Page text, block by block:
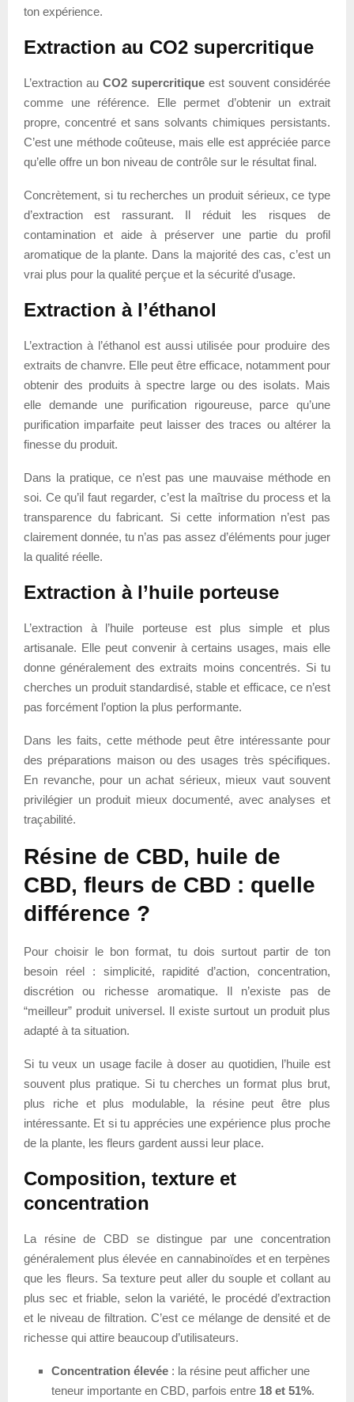
ton expérience.
Extraction au CO2 supercritique
L’extraction au CO2 supercritique est souvent considérée
comme une référence. Elle permet d’obtenir un extrait
propre, concentré et sans solvants chimiques persistants.
C’est une méthode coûteuse, mais elle est appréciée parce
qu’elle offre un bon niveau de contrôle sur le résultat final.
Concrètement, si tu recherches un produit sérieux, ce type
d’extraction est rassurant. Il réduit les risques de
contamination et aide à préserver une partie du profil
aromatique de la plante. Dans la majorité des cas, c’est un
vrai plus pour la qualité perçue et la sécurité d’usage.
Extraction à l’éthanol
L’extraction à l’éthanol est aussi utilisée pour produire des
extraits de chanvre. Elle peut être efficace, notamment pour
obtenir des produits à spectre large ou des isolats. Mais
elle demande une purification rigoureuse, parce qu’une
purification imparfaite peut laisser des traces ou altérer la
finesse du produit.
Dans la pratique, ce n’est pas une mauvaise méthode en
soi. Ce qu’il faut regarder, c’est la maîtrise du process et la
transparence du fabricant. Si cette information n’est pas
clairement donnée, tu n’as pas assez d’éléments pour juger
la qualité réelle.
Extraction à l’huile porteuse
L’extraction à l’huile porteuse est plus simple et plus
artisanale. Elle peut convenir à certains usages, mais elle
donne généralement des extraits moins concentrés. Si tu
cherches un produit standardisé, stable et efficace, ce n’est
pas forcément l’option la plus performante.
Dans les faits, cette méthode peut être intéressante pour
des préparations maison ou des usages très spécifiques.
En revanche, pour un achat sérieux, mieux vaut souvent
privilégier un produit mieux documenté, avec analyses et
traçabilité.
Résine de CBD, huile de
CBD, fleurs de CBD : quelle
différence ?
Pour choisir le bon format, tu dois surtout partir de ton
besoin réel : simplicité, rapidité d’action, concentration,
discrétion ou richesse aromatique. Il n’existe pas de
“meilleur” produit universel. Il existe surtout un produit plus
adapté à ta situation.
Si tu veux un usage facile à doser au quotidien, l’huile est
souvent plus pratique. Si tu cherches un format plus brut,
plus riche et plus modulable, la résine peut être plus
intéressante. Et si tu apprécies une expérience plus proche
de la plante, les fleurs gardent aussi leur place.
Composition, texture et
concentration
La résine de CBD se distingue par une concentration
généralement plus élevée en cannabinoïdes et en terpènes
que les fleurs. Sa texture peut aller du souple et collant au
plus sec et friable, selon la variété, le procédé d’extraction
et le niveau de filtration. C’est ce mélange de densité et de
richesse qui attire beaucoup d’utilisateurs.
Concentration élevée : la résine peut afficher une
teneur importante en CBD, parfois entre 18 et 51%.